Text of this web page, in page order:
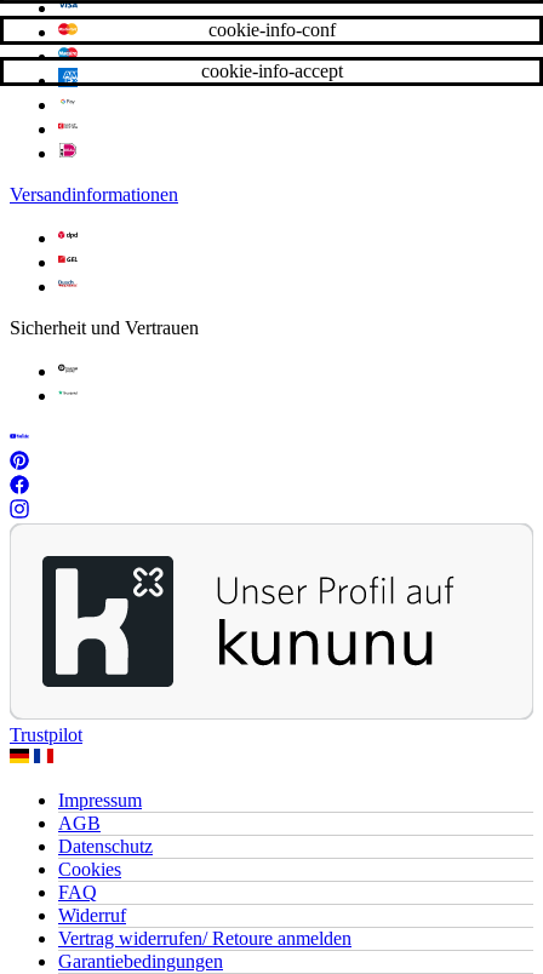
cookie-info-accept
cookie-info-conf
Versandinformationen
Sicherheit und Vertrauen
Trustpilot
Impressum
AGB
Datenschutz
Cookies
FAQ
Widerruf
Vertrag widerrufen/ Retoure anmelden
Garantiebedingungen